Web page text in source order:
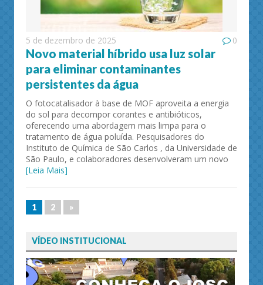
5 de dezembro de 2025 0
Novo material híbrido usa luz solar
para eliminar contaminantes
persistentes da água
O fotocatalisador à base de MOF aproveita a energia
do sol para decompor corantes e antibióticos,
oferecendo uma abordagem mais limpa para o
tratamento de água poluída. Pesquisadores do
Instituto de Química de São Carlos , da Universidade de
São Paulo, e colaboradores desenvolveram um novo
[Leia Mais]
1 2 »
VÍDEO INSTITUCIONAL